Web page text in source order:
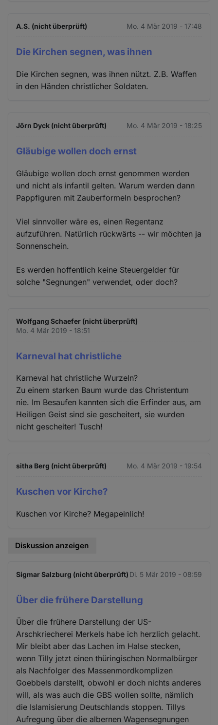
A.S. (nicht überprüft) Mo. 4 Mär 2019 - 17:48
Die Kirchen segnen, was ihnen
Die Kirchen segnen, was ihnen nützt. Z.B. Waffen
in den Händen christlicher Soldaten.
Jörn Dyck (nicht überprüft) Mo. 4 Mär 2019 - 18:25
Gläubige wollen doch ernst
Gläubige wollen doch ernst genommen werden
und nicht als infantil gelten. Warum werden dann
Pappfiguren mit Zauberformeln besprochen?
Viel sinnvoller wäre es, einen Regentanz
aufzuführen. Natürlich rückwärts -- wir möchten ja
Sonnenschein.
Es werden hoffentlich keine Steuergelder für
solche "Segnungen" verwendet, oder doch?
Wolfgang Schaefer (nicht überprüft)
Mo. 4 Mär 2019 - 18:51
Karneval hat christliche
Karneval hat christliche Wurzeln?
Zu einem starken Baum wurde das Christentum
nie. Im Besaufen kannten sich die Erfinder aus, am
Heiligen Geist sind sie gescheitert, sie wurden
nicht gescheiter! Tusch!
sitha Berg (nicht überprüft) Mo. 4 Mär 2019 - 19:54
Kuschen vor Kirche?
Kuschen vor Kirche? Megapeinlich!
Diskussion anzeigen
Sigmar Salzburg (nicht überprüft) Di. 5 Mär 2019 - 08:59
Über die frühere Darstellung
Über die frühere Darstellung der US-
Arschkriecherei Merkels habe ich herzlich gelacht.
Mir bleibt aber das Lachen im Halse stecken,
wenn Tilly jetzt einen thüringischen Normalbürger
als Nachfolger des Massenmordkomplizen
Goebbels darstellt, obwohl er doch nichts anderes
will, als was auch die GBS wollen sollte, nämlich
die Islamisierung Deutschlands stoppen. Tillys
Aufregung über die albernen Wagensegnungen